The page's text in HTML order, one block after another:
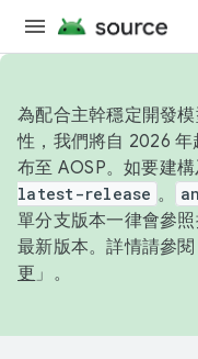
為配合主幹穩定開發
性，我們將自 2026
布至 AOSP。如要建
latest-release 。
單分支版本一律會參
最新版本。詳情請參閱
更 」。